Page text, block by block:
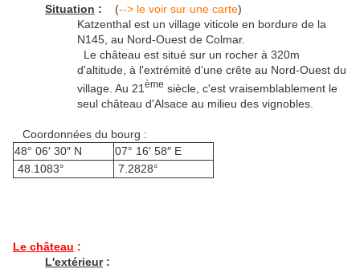
Situation : (--> le voir sur une carte)
Katzenthal est un village viticole en bordure de la
N145, au Nord-Ouest de Colmar.
Le château est situé sur un rocher à 320m
d'altitude, à l'extrémité d'une crête au Nord-Ouest du
village. Au 21 ème siècle, c'est vraisemblablement le
seul château d'Alsace au milieu des vignobles.
Coordonnées du bourg :
48° 06′ 30″ N
07° 16′ 58″ E
48.1083°
7.2828°
Le château :
L'extérieur: